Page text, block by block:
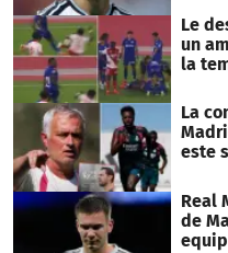
Le
un
la
La
este
Real
de